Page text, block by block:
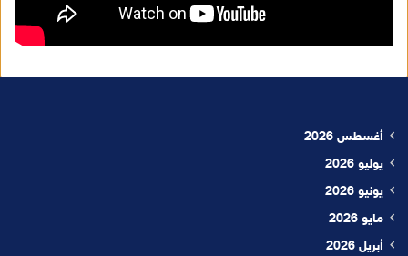
أغسطس 2026
يوليو 2026
يونيو 2026
مايو 2026
أبريل 2026